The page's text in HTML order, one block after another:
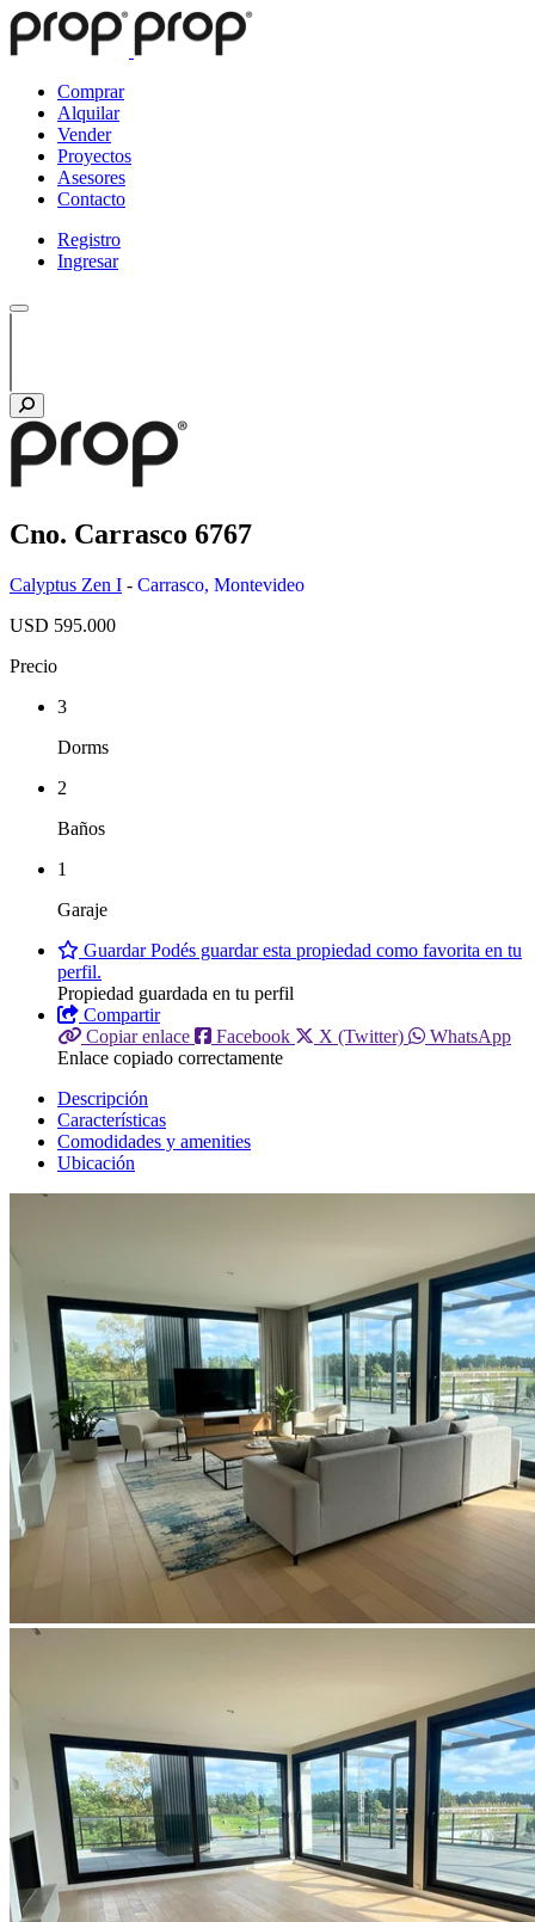
Comprar
Alquilar
Vender
Proyectos
Asesores
Contacto
Registro
Ingresar
Cno. Carrasco 6767
Calyptus Zen I - Carrasco, Montevideo
USD 595.000
Precio
3
Dorms
2
Baños
1
Garaje
GuardarPodés guardar esta propiedad como favorita en tu
perfil.
Propiedad guardada en tu perfil
Compartir
Copiar enlace
Facebook X (Twitter)
WhatsApp
Enlace copiado correctamente
Descripción
Características
Comodidades y amenities
Ubicación